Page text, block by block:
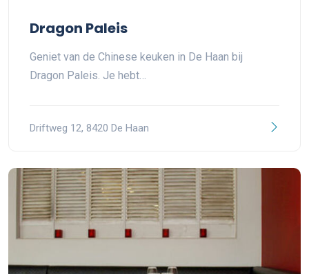
Dragon Paleis
Geniet van de Chinese keuken in De Haan bij
Dragon Paleis. Je hebt…
Driftweg 12, 8420 De Haan